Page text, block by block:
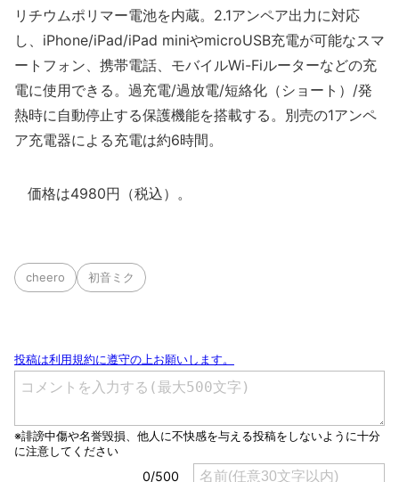
リチウムポリマー電池を内蔵。2.1アンペア出力に対応
し、iPhone/iPad/iPad miniやmicroUSB充電が可能なスマ
ートフォン、携帯電話、モバイルWi-Fiルーターなどの充
電に使用できる。過充電/過放電/短絡化（ショート）/発
熱時に自動停止する保護機能を搭載する。別売の1アンペ
ア充電器による充電は約6時間。
価格は4980円（税込）。
cheero 初音ミク